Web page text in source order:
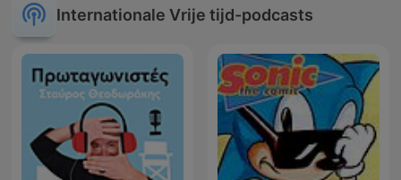
Internationale Vrije tijd-podcasts